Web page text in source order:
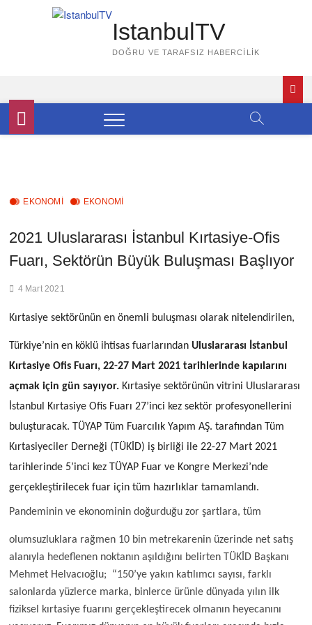
IstanbulTV
DOĞRU VE TARAFSIZ HABERCILIK
EKONOMİ EKONOMI
2021 Uluslararası İstanbul Kırtasiye-Ofis
Fuarı, Sektörün Büyük Buluşması Başlıyor
4 Mart 2021
Kırtasiye sektörünün en önemli buluşması olarak nitelendirilen,
Türkiye’nin en köklü ihtisas fuarlarındanUluslararası İstanbul
Kırtasiye Ofis Fuarı, 22-27 Mart 2021 tarihlerinde kapılarını
açmak için gün sayıyor. Kırtasiye sektörünün vitrini Uluslararası
İstanbul Kırtasiye Ofis Fuarı 27’inci kez sektör profesyonellerini
buluşturacak. TÜYAP Tüm Fuarcılık Yapım AŞ. tarafından Tüm
Kırtasiyeciler Derneği (TÜKİD) iş birliği ile 22-27 Mart 2021
tarihlerinde 5’inci kez TÜYAP Fuar ve Kongre Merkezi’nde
gerçekleştirilecek fuar için tüm hazırlıklar tamamlandı.
Pandeminin ve ekonominin doğurduğu zor şartlara, tüm
olumsuzluklara rağmen 10 bin metrekarenin üzerinde net satış
alanıyla hedeflenen noktanın aşıldığını belirten TÜKİD Başkanı
Mehmet Helvacıoğlu; “150’ye yakın katılımcı sayısı, farklı
salonlarda yüzlerce marka, binlerce ürünle dünyada yılın ilk
fiziksel kırtasiye fuarını gerçekleştirecek olmanın heyecanını